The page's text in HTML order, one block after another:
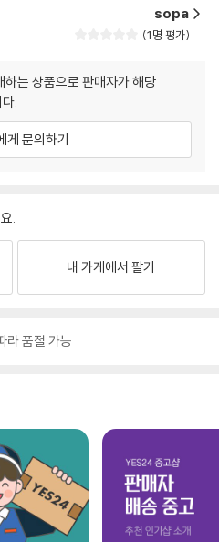
sopa
1명 평가
는 상품으로 판매자가 해당
.
게 문의하기
.
내 가게에서 팔기
라 품절 가능